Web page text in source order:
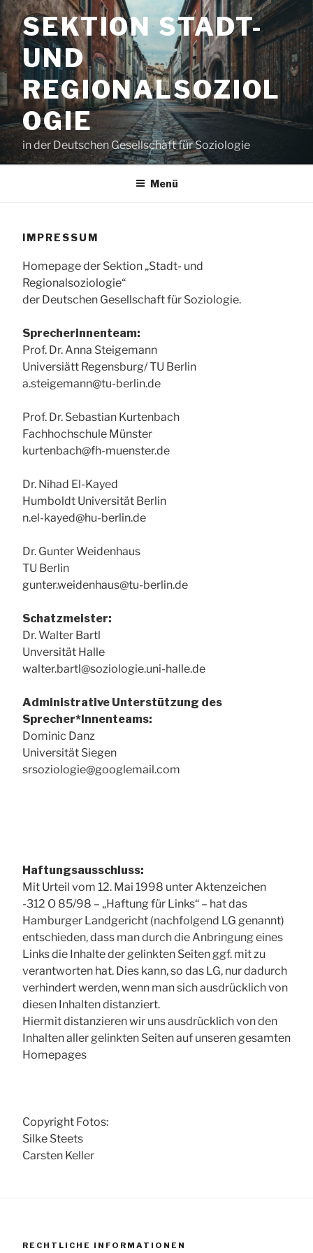
Zum
Inhalt
springenSEKTION STADT-
UND
REGIONALSOZIOL
OGIE
in der Deutschen Gesellschaft für Soziologie
Menü
IMPRESSUM
Homepage der Sektion „Stadt- und
Regionalsoziologie“
der Deutschen Gesellschaft für Soziologie.
Sprecherinnenteam:
Prof. Dr. Anna Steigemann
Universiätt Regensburg/ TU Berlin
a.steigemann@tu-berlin.de
Prof. Dr. Sebastian Kurtenbach
Fachhochschule Münster
kurtenbach@fh-muenster.de
Dr. Nihad El-Kayed
Humboldt Universität Berlin
n.el-kayed@hu-berlin.de
Dr. Gunter Weidenhaus
TU Berlin
gunter.weidenhaus@tu-berlin.de
Schatzmeister:
Dr. Walter Bartl
Unversität Halle
walter.bartl@soziologie.uni-halle.de
Administrative Unterstützung des
Sprecher*Innenteams:
Dominic Danz
Universität Siegen
srsoziologie@googlemail.com
Haftungsausschluss:
Mit Urteil vom 12. Mai 1998 unter Aktenzeichen
-312 O 85/98 – „Haftung für Links“ – hat das
Hamburger Landgericht (nachfolgend LG genannt)
entschieden, dass man durch die Anbringung eines
Links die Inhalte der gelinkten Seiten ggf. mit zu
verantworten hat. Dies kann, so das LG, nur dadurch
verhindert werden, wenn man sich ausdrücklich von
diesen Inhalten distanziert.
Hiermit distanzieren wir uns ausdrücklich von den
Inhalten aller gelinkten Seiten auf unseren gesamten
Homepages
Copyright Fotos:
Silke Steets
Carsten Keller
RECHTLICHE INFORMATIONEN